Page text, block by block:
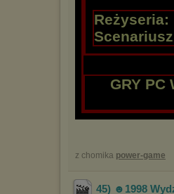
Reżyseria:
GRY PC
z chomika power-game
45) ☻1998